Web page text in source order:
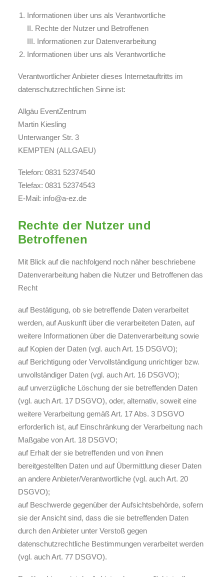
Informationen über uns als Verantwortliche
II. Rechte der Nutzer und Betroffenen
III. Informationen zur Datenverarbeitung
Informationen über uns als Verantwortliche
Verantwortlicher Anbieter dieses Internetauftritts im
datenschutzrechtlichen Sinne ist:
Allgäu EventZentrum
Martin Kiesling
Unterwanger Str. 3
KEMPTEN (ALLGAEU)
Telefon: 0831 52374540
Telefax: 0831 52374543
E-Mail: info@a-ez.de
Rechte der Nutzer und
Betroffenen
Mit Blick auf die nachfolgend noch näher beschriebene
Datenverarbeitung haben die Nutzer und Betroffenen das
Recht
auf Bestätigung, ob sie betreffende Daten verarbeitet
werden, auf Auskunft über die verarbeiteten Daten, auf
weitere Informationen über die Datenverarbeitung sowie
auf Kopien der Daten (vgl. auch Art. 15 DSGVO);
auf Berichtigung oder Vervollständigung unrichtiger bzw.
unvollständiger Daten (vgl. auch Art. 16 DSGVO);
auf unverzügliche Löschung der sie betreffenden Daten
(vgl. auch Art. 17 DSGVO), oder, alternativ, soweit eine
weitere Verarbeitung gemäß Art. 17 Abs. 3 DSGVO
erforderlich ist, auf Einschränkung der Verarbeitung nach
Maßgabe von Art. 18 DSGVO;
auf Erhalt der sie betreffenden und von ihnen
bereitgestellten Daten und auf Übermittlung dieser Daten
an andere Anbieter/Verantwortliche (vgl. auch Art. 20
DSGVO);
auf Beschwerde gegenüber der Aufsichtsbehörde, sofern
sie der Ansicht sind, dass die sie betreffenden Daten
durch den Anbieter unter Verstoß gegen
datenschutzrechtliche Bestimmungen verarbeitet werden
(vgl. auch Art. 77 DSGVO).